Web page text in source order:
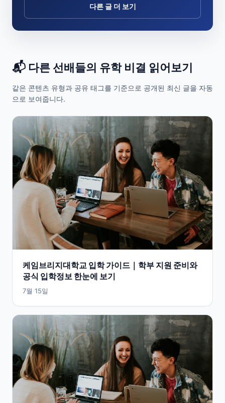
다른 글 더 보기
📬 다른 선배들의 유학 비결 읽어보기
같은 콘텐츠 유형과 공유 태그를 기준으로 공개된 최신 글을 자동
으로 보여줍니다.
케임브리지대학교 입학 가이드｜학부 지원 준비와
공식 입학정보 한눈에 보기
7월 15일